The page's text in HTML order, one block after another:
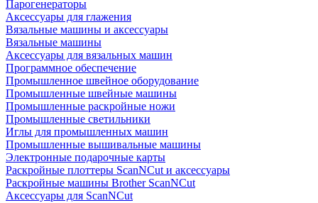
Парогенераторы
Аксессуары для глажения
Вязальные машины и аксессуары
Вязальные машины
Аксессуары для вязальных машин
Программное обеспечение
Промышленное швейное оборудование
Промышленные швейные машины
Промышленные раскройные ножи
Промышленные светильники
Иглы для промышленных машин
Промышленные вышивальные машины
Электронные подарочные карты
Раскройные плоттеры ScanNCut и аксессуары
Раскройные машины Brother ScanNCut
Аксессуары для ScanNCut